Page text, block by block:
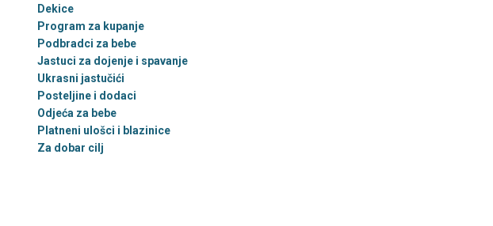
Dekice
Program za kupanje
Podbradci za bebe
Jastuci za dojenje i spavanje
Ukrasni jastučići
Posteljine i dodaci
Odjeća za bebe
Platneni ulošci i blazinice
Za dobar cilj